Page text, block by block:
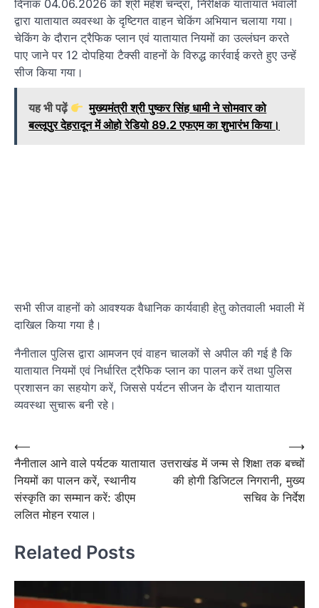
दिनांक 04.06.2026 को श्री महेश चन्द्रा, निरीक्षक यातायात भवाली
द्वारा यातायात व्यवस्था के दृष्टिगत वाहन चेकिंग अभियान चलाया गया।
चेकिंग के दौरान ट्रैफिक प्लान एवं यातायात नियमों का उल्लंघन करते
पाए जाने पर 12 दोपहिया टैक्सी वाहनों के विरुद्ध कार्रवाई करते हुए उन्हें
सीज किया गया।
यह भी पढ़ें
मुख्यमंत्री श्री पुष्कर सिंह धामी ने सोमवार को
बल्लूपुर देहरादून में ओहो रेडियो 89.2 एफएम का शुभारंभ किया।
सभी सीज वाहनों को आवश्यक वैधानिक कार्यवाही हेतु कोतवाली भवाली में
दाखिल किया गया है।
नैनीताल पुलिस द्वारा आमजन एवं वाहन चालकों से अपील की गई है कि
यातायात नियमों एवं निर्धारित ट्रैफिक प्लान का पालन करें तथा पुलिस
प्रशासन का सहयोग करें, जिससे पर्यटन सीजन के दौरान यातायात
व्यवस्था सुचारू बनी रहे।
Post
navigation
⟵
नैनीताल आने वाले पर्यटक यातायात
नियमों का पालन करें, स्थानीय
संस्कृति का सम्मान करें: डीएम
ललित मोहन रयाल।
उत्तराखंड में जन्म से शिक्षा तक बच्चों
की होगी डिजिटल निगरानी, मुख्य
सचिव के निर्देश
⟶
Related Posts